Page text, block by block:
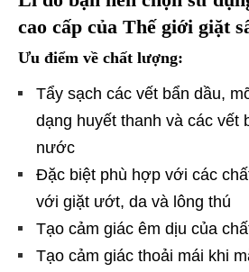
cao cấp của Thế giới giặt
Ưu điểm về chất lượng:
Tẩy sạch các vết bẩn dầu,
dạng huyết thanh và các vết
nước
Đặc biệt phù hợp với các
với giặt ướt, da và lông thú
Tạo cảm giác êm dịu của
Tạo cảm giác thoải mái khi